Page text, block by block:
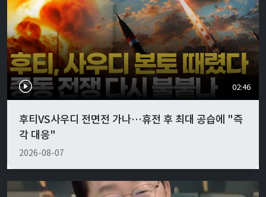
02:46
후티VS사우디 전면전 가나…휴전 후 최대 공습에 "즉
각 대응"
2026-08-07